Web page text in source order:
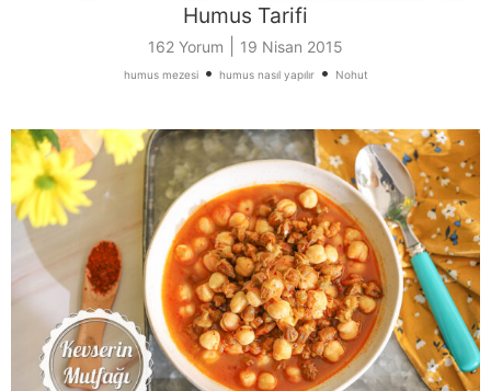
Humus Tarifi
162 Yorum 19 Nisan 2015
humus mezesi• humus nasıl yapılır• Nohut